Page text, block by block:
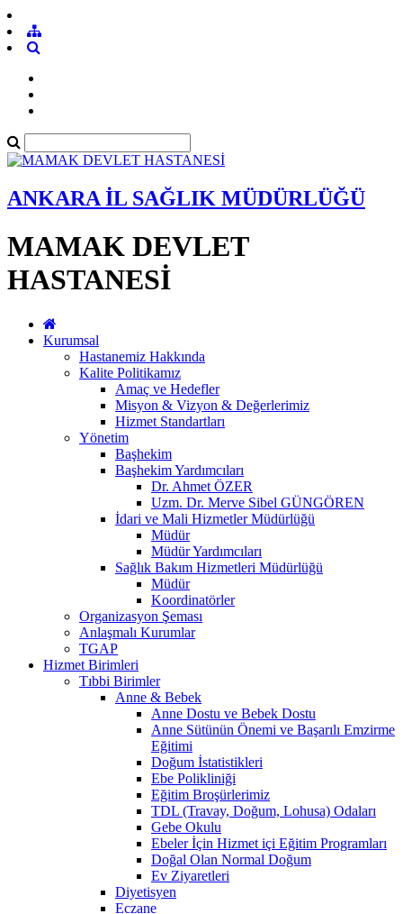
ANKARA İL SAĞLIK MÜDÜRLÜĞÜ
MAMAK DEVLET
HASTANESİ
Kurumsal
Hastanemiz Hakkında
Kalite Politikamız
Amaç ve Hedefler
Misyon & Vizyon & Değerlerimiz
Hizmet Standartları
Yönetim
Başhekim
Başhekim Yardımcıları
Dr. Ahmet ÖZER
Uzm. Dr. Merve Sibel GÜNGÖREN
İdari ve Mali Hizmetler Müdürlüğü
Müdür
Müdür Yardımcıları
Sağlık Bakım Hizmetleri Müdürlüğü
Müdür
Koordinatörler
Organizasyon Şeması
Anlaşmalı Kurumlar
TGAP
Hizmet Birimleri
Tıbbi Birimler
Anne & Bebek
Anne Dostu ve Bebek Dostu
Anne Sütünün Önemi ve Başarılı Emzirme
Eğitimi
Doğum İstatistikleri
Ebe Polikliniği
Eğitim Broşürlerimiz
TDL (Travay, Doğum, Lohusa) Odaları
Gebe Okulu
Ebeler İçin Hizmet içi Eğitim Programları
Doğal Olan Normal Doğum
Ev Ziyaretleri
Diyetisyen
Eczane